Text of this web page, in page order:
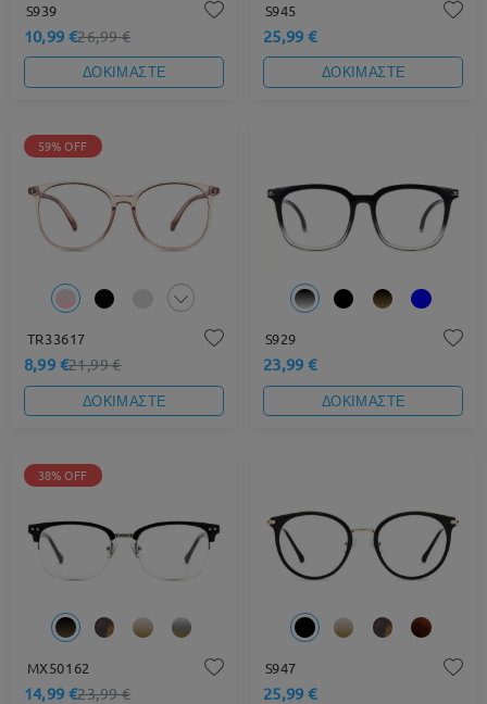
S939
10,99 €26,99 €
ΔΟΚΙΜΑΣΤΕ
S945
25,99 €
ΔΟΚΙΜΑΣΤΕ
59% OFF
TR33617
8,99 €21,99 €
ΔΟΚΙΜΑΣΤΕ
S929
23,99 €
ΔΟΚΙΜΑΣΤΕ
38% OFF
MX50162
14,99 €23,99 €
S947
25,99 €